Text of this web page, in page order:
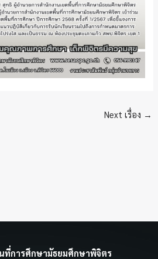
Next เรื่อง →
ที่การศึกษามัธยมศึกษาพิจิตร